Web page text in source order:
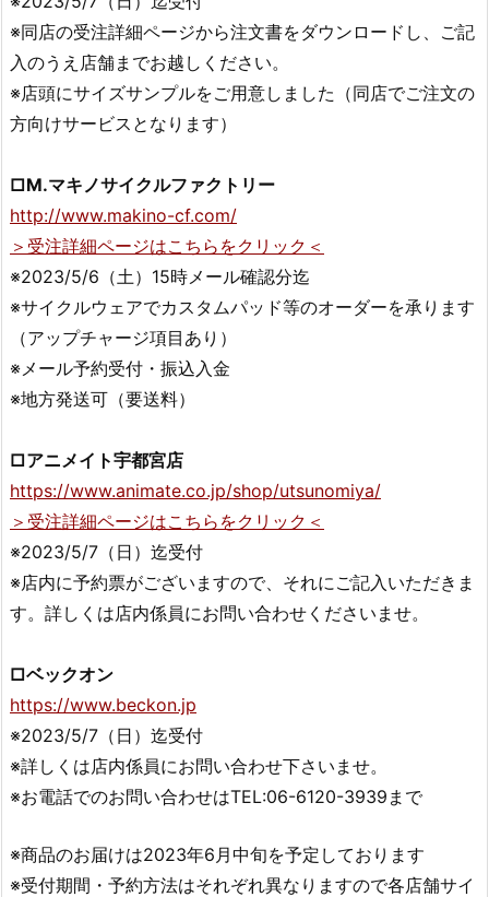
※同店の受注詳細ページから注文書をダウンロードし、ご記
入のうえ店舗までお越しください。
※店頭にサイズサンプルをご用意しました（同店でご注文の
方向けサービスとなります）
□M.マキノサイクルファクトリー
http://www.makino-cf.com/
＞受注詳細ページはこちらをクリック＜
※2023/5/6（土）15時メール確認分迄
※サイクルウェアでカスタムパッド等のオーダーを承ります
（アップチャージ項目あり）
※メール予約受付・振込入金
※地方発送可（要送料）
□アニメイト宇都宮店
https://www.animate.co.jp/shop/utsunomiya/
＞受注詳細ページはこちらをクリック＜
※2023/5/7（日）迄受付
※店内に予約票がございますので、それにご記入いただきま
す。詳しくは店内係員にお問い合わせくださいませ。
□ベックオン
https://www.beckon.jp
※2023/5/7（日）迄受付
※詳しくは店内係員にお問い合わせ下さいませ。
※お電話でのお問い合わせはTEL:06-6120-3939まで
※商品のお届けは2023年6月中旬を予定しております
※受付期間・予約方法はそれぞれ異なりますので各店舗サイ